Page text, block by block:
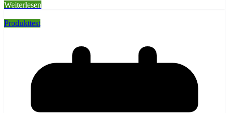
Weiterlesen
Produkttest